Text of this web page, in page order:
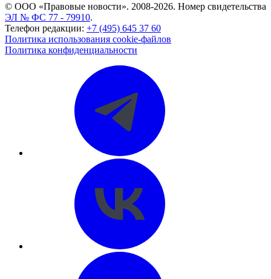
© ООО «Правовые новости». 2008-2026. Номер свидетельства
ЭЛ № ФС 77 - 79910.
Телефон редакции: +7 (495) 645 37 60
Политика использования cookie-файлов
Политика конфиденциальности